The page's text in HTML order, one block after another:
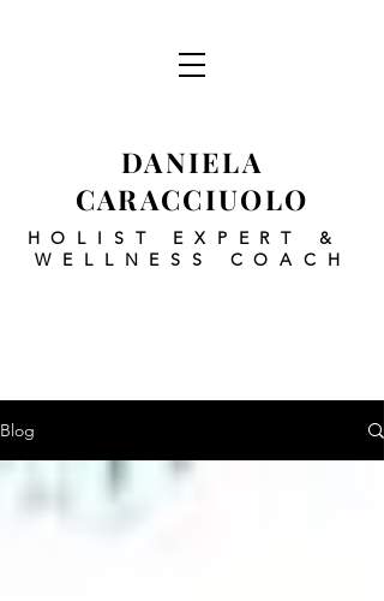
DANIELA
CARACCIUOLO
HOLIST EXPERT &
WELLNESS COACH
Blog